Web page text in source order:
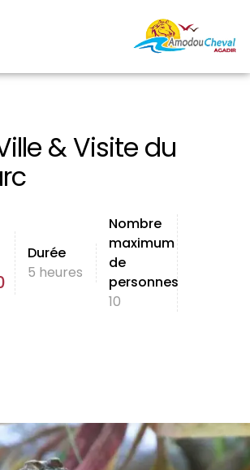
& Visite du
Durée
5 heures
Nombre
maximum
de
personnes
10